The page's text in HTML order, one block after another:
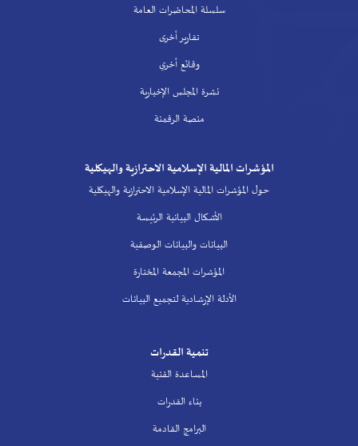
سلسلة المحاضرات العامة
تقارير أخرى
وقائع أخري
نشرة المجلس الإخبارية
منصة الرقمنة
المؤشرات المالية الإسلامية الاحترازية والهيكلية
حول المؤشرات المالية الإسلامية الاحترازية والهيكلية
الأشكال البيانية الرئيسة
البيانات والبيانات الوصفية
المؤشرات المجمعة المختارة
الأدلة الإرشادية لتجميع البيانات
تنمية القدرات
المساعدة الفنية
بناء القدرات
البرامج القادمة